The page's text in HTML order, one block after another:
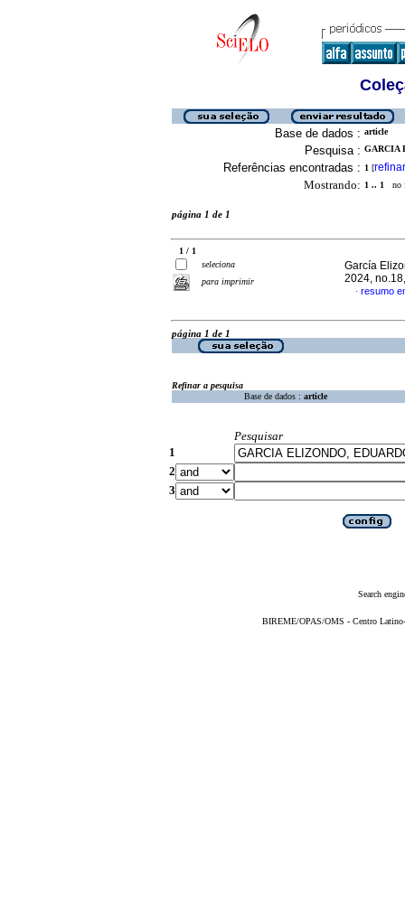
Base de dados : article
Pesquisa : GARCIA
Referências encontradas : 1 [refinar
Mostrando: 1 .. 1 no
página 1 de 1
1 / 1
seleciona
para imprimir
García
2024,
· resumo
página 1 de 1
Refinar a pesquisa
Base de dados : article
Pesquisar
1
2
3
Search
BIREME/OPAS/OMS - Centro Latino-